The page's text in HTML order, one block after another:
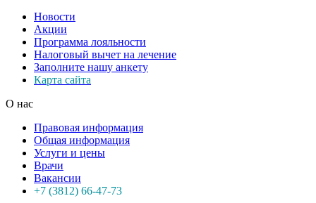
Новости
Акции
Программа лояльности
Налоговый вычет на лечение
Заполните нашу анкету
Карта сайта
О нас
Правовая информация
Общая информация
Услуги и цены
Врачи
Вакансии
+7 (3812) 66-47-73